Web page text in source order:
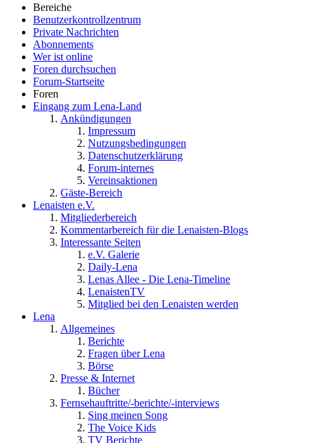
Bereiche
Benutzerkontrollzentrum
Private Nachrichten
Abonnements
Wer ist online
Foren durchsuchen
Forum-Startseite
Foren
Eingang zum Lena-Land
Ankündigungen
Impressum
Nutzungsbedingungen
Datenschutzerklärung
Forum-internes
Vereinsaktionen
Gäste-Bereich
Lenaisten e.V.
Mitgliederbereich
Kommentarbereich für die Lenaisten-Blogs
Interessante Seiten
e.V. Galerie
Daily-Lena
Lenas Allee - Die Lena-Timeline
LenaistenTV
Mitglied bei den Lenaisten werden
Lena
Allgemeines
Berichte
Fragen über Lena
Börse
Presse & Internet
Bücher
Fernsehauftritte/-berichte/-interviews
Sing meinen Song
The Voice Kids
TV Berichte